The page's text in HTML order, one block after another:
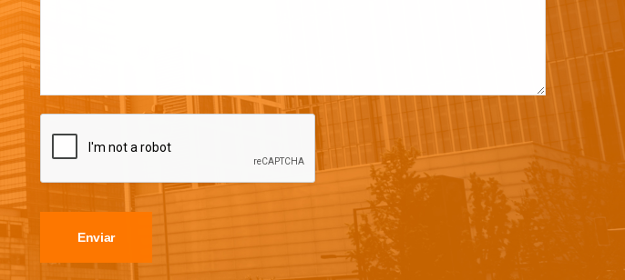
Enviar